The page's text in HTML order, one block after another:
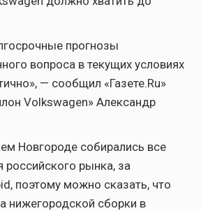
прогнозы
вопроса в текущих условиях
— сообщил «Газете.Ru»
Volkswagen» Александр
Новгороде собирались все
рынка, за
поэтому можно сказать, что
нижегородской сборки в